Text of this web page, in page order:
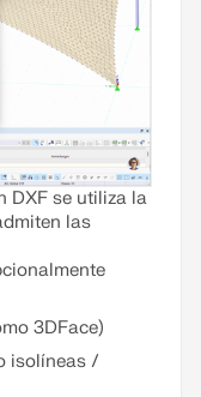
DXF se utiliza la
las
3DFace)
isolíneas /